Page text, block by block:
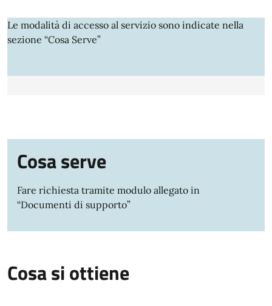
Le modalità di accesso al servizio sono indicate nella
sezione “Cosa Serve”
Cosa serve
Fare richiesta tramite modulo allegato in
“Documenti di supporto”
Cosa si ottiene